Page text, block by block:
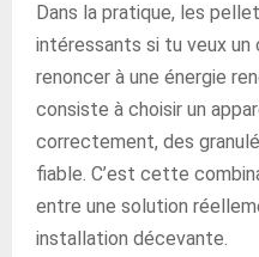
Dans la pratique, les
intéressants si tu veux
renoncer à une énergie
consiste à choisir un
correctement, des
fiable. C’est cette
entre une solution
installation décevante.